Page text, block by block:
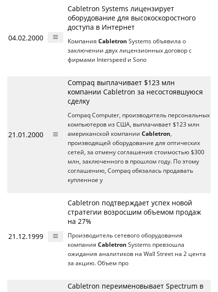
04.02.2000
Cabletron Systems лицензирует
оборудование для высокоскоростного
доступа в Интернет
Компания Cabletron Systems объявила о
заключении двух лицензионных договор с
фирмами Interspeed и Sono
21.01.2000
Compaq выплачивает $123 млн
компании Cabletron за несостоявшуюся
сделку
Compaq Computer, производитель персональных
компьютеров из США, выплачивает $123 млн
американской компании Cabletron,
производящей оборудование для оптических
сетей, за отмену соглашения стоимостью $300
млн, заключенного в прошлом году. По этому
соглашению, Compaq обязалась продавать
купленное у
21.12.1999
Cabletron подтверждает успех новой
стратегии возросшим объемом продаж
на 27%
Производитель сетевого оборудования
компания Cabletron Systems превзошла
ожидания аналитиков на Wall Street на 2 цента
за акцию. Объем про
Cabletron переименовывает Spectrum в